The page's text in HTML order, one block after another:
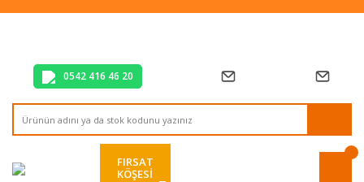
Tüm Alışverişlerde Vade Farksız 2 Taksit!
0542 416 46 20
FIRSAT
KÖŞESİ